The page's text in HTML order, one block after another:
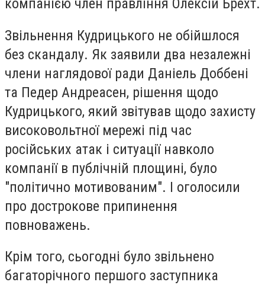
компанією член правління Олексій Брехт.
Звільнення Кудрицького не обійшлося
без скандалу. Як заявили два незалежні
члени наглядової ради Даніель Доббені
та Педер Андреасен, рішення щодо
Кудрицького, який звітував щодо захисту
високовольтної мережі під час
російських атак і ситуації навколо
компанії в публічній площині, було
"політично мотивованим". І оголосили
про дострокове припинення
повноважень.
Крім того, сьогодні було звільнено
багаторічного першого заступника